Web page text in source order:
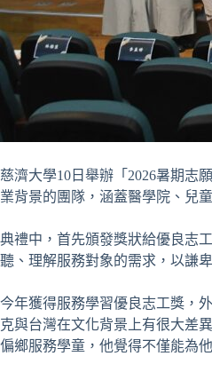
慈濟大學10日舉辦「2026暑期志
業背景的團隊，涵蓋醫學院、兒
典禮中，首先頒發獎狀給優良志
聽、理解服務對象的需求，以謙
今年獲得服務學習優良志工獎，
克與台灣在文化背景上有很大差
偏鄉服務學童，他覺得不僅能為